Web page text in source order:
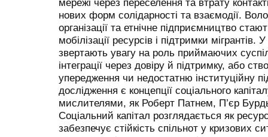
мережі через переселення та втрату
нових форм солідарності та взаємодії.
організації та етнічне підприємництво
мобілізації ресурсів і підтримки мігрантів.
звертають увагу на роль приймаючих
інтеграції через довіру й підтримку, або
упередження чи недостатню інституційну
дослідження є концепції соціального
мислителями, як Роберт Патнем, П’єр
Соціальний капітал розглядається як
забезпечує стійкість спільнот у кризових